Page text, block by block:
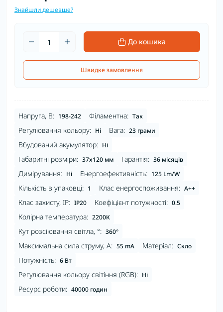
Знайшли дешевше?
До кошика
Швидке замовлення
Напруга, В: 198-242 Філаментна: Так
Регулювання кольору: Ні Вага: 23 грами
Вбудований акумулятор: Ні
Габаритні розміри: 37x120 мм Гарантія: 36 місяців
Димірування: Ні Енергоефективність: 125 Lm/W
Кількість в упаковці: 1 Клас енергоспоживання: A++
Клас захисту, IP: IP20 Коефіцієнт потужності: 0.5
Колірна температура: 2200К
Кут розсіювання світла, °: 360°
Максимальна сила струму, А: 55 mA Матеріал: Скло
Потужність: 6 Вт
Регулювання кольору світіння (RGB): Ні
Ресурс роботи: 40000 годин